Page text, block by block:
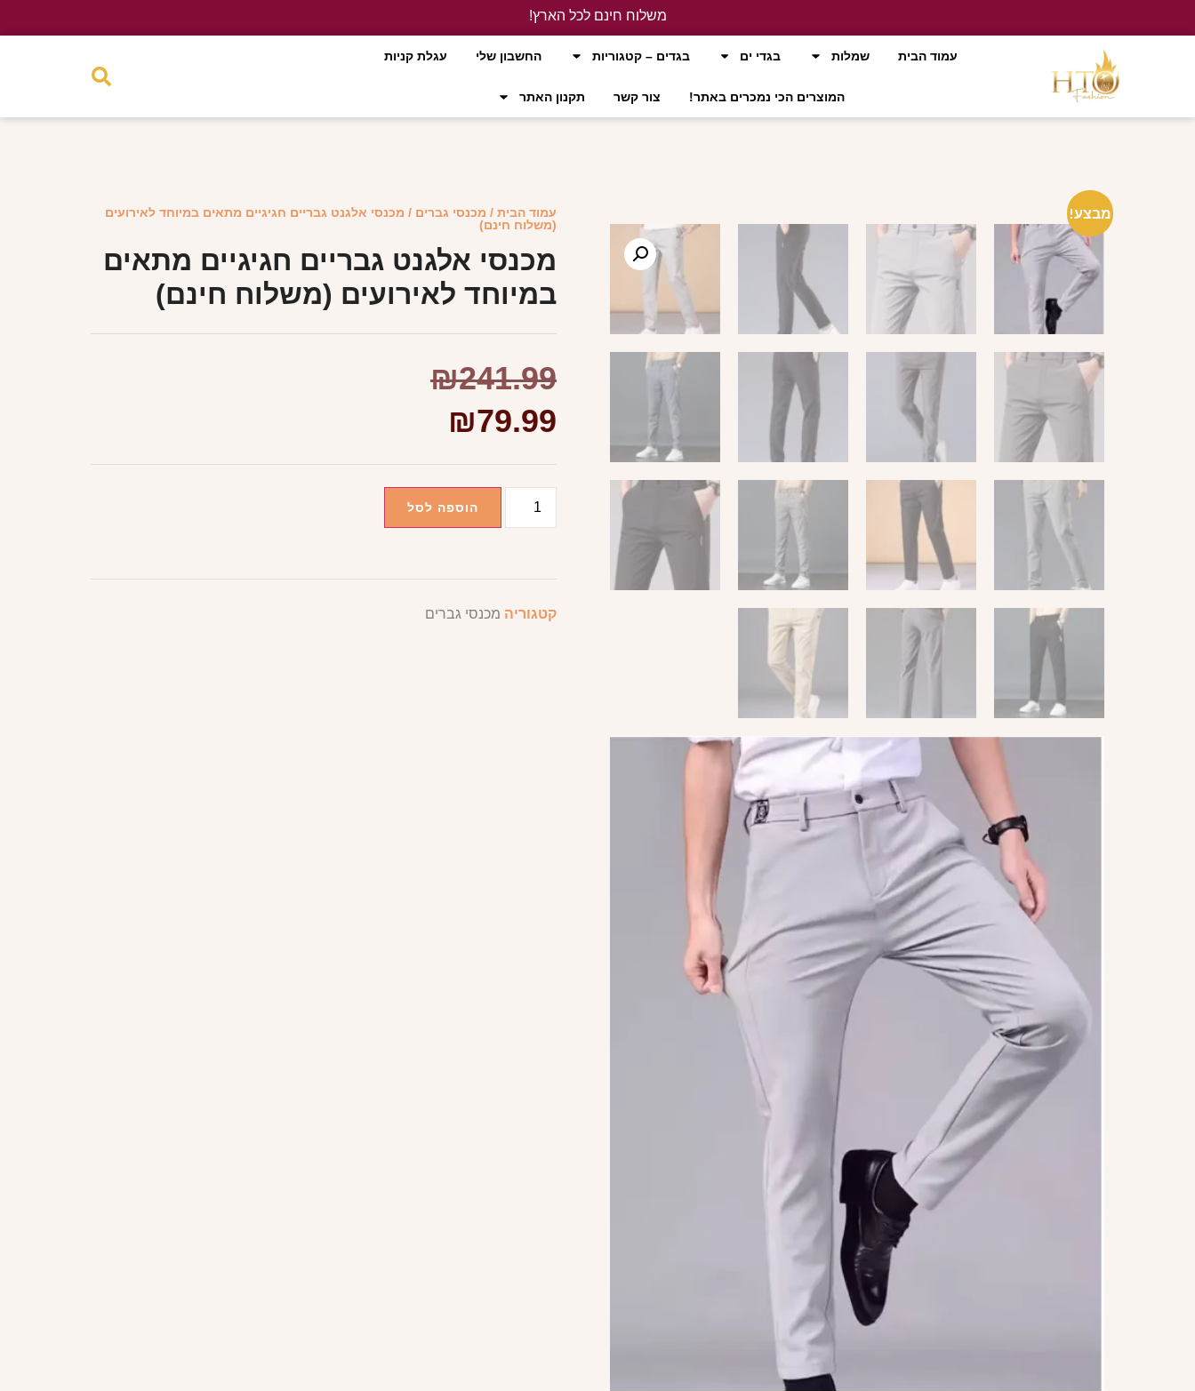
משלוח חינם לכל הארץ!
עמוד הבית
שמלות בגדי ים בגדים – קטגוריות החשבון שלי עגלת קניות
המוצרים הכי נמכרים באתר! צור קשר תקנון האתר
מבצע! עמוד הבית / מכנסי גברים / מכנסי אלגנט גבריים חגיגיים מתאים במיוחד לאירועים
(משלוח חינם)
מכנסי אלגנט גבריים חגיגיים מתאים
במיוחד לאירועים (משלוח חינם)
₪241.99
₪79.99
הוספה לסל
קטגוריה מכנסי גברים